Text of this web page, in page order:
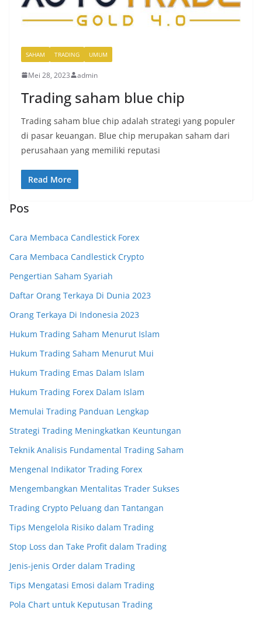
SAHAM TRADING UMUM
Mei 28, 2023 admin
Trading saham blue chip
Trading saham blue chip adalah strategi yang populer
di pasar keuangan. Blue chip merupakan saham dari
perusahaan yang memiliki reputasi
Read More
Pos
Cara Membaca Candlestick Forex
Cara Membaca Candlestick Crypto
Pengertian Saham Syariah
Daftar Orang Terkaya Di Dunia 2023
Orang Terkaya Di Indonesia 2023
Hukum Trading Saham Menurut Islam
Hukum Trading Saham Menurut Mui
Hukum Trading Emas Dalam Islam
Hukum Trading Forex Dalam Islam
Memulai Trading Panduan Lengkap
Strategi Trading Meningkatkan Keuntungan
Teknik Analisis Fundamental Trading Saham
Mengenal Indikator Trading Forex
Mengembangkan Mentalitas Trader Sukses
Trading Crypto Peluang dan Tantangan
Tips Mengelola Risiko dalam Trading
Stop Loss dan Take Profit dalam Trading
Jenis-jenis Order dalam Trading
Tips Mengatasi Emosi dalam Trading
Pola Chart untuk Keputusan Trading